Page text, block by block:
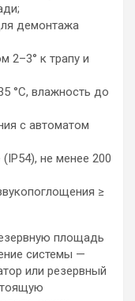
демонтажа
2–3° к трапу и
°C, влажность до
с автоматом
не менее 200
≥
площадь
системы —
или резервный